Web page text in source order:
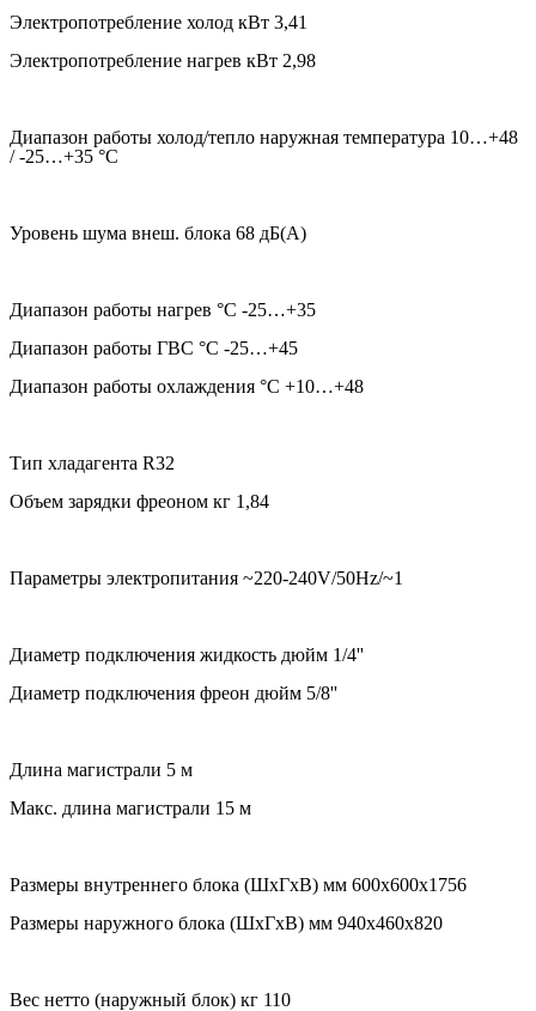
Электропотребление холод кВт 3,41
Электропотребление нагрев кВт 2,98
Диапазон работы холод/тепло наружная температура 10…+48
/ -25…+35 °С
Уровень шума внеш. блока 68 дБ(А)
Диапазон работы нагрев °C -25…+35
Диапазон работы ГВС °C -25…+45
Диапазон работы охлаждения °C +10…+48
Тип хладагента R32
Объем зарядки фреоном кг 1,84
Параметры электропитания ~220-240V/50Hz/~1
Диаметр подключения жидкость дюйм 1/4''
Диаметр подключения фреон дюйм 5/8''
Длина магистрали 5 м
Макс. длина магистрали 15 м
Размеры внутреннего блока (ШxГxВ) мм 600x600x1756
Размеры наружного блока (ШxГxВ) мм 940x460x820
Вес нетто (наружный блок) кг 110